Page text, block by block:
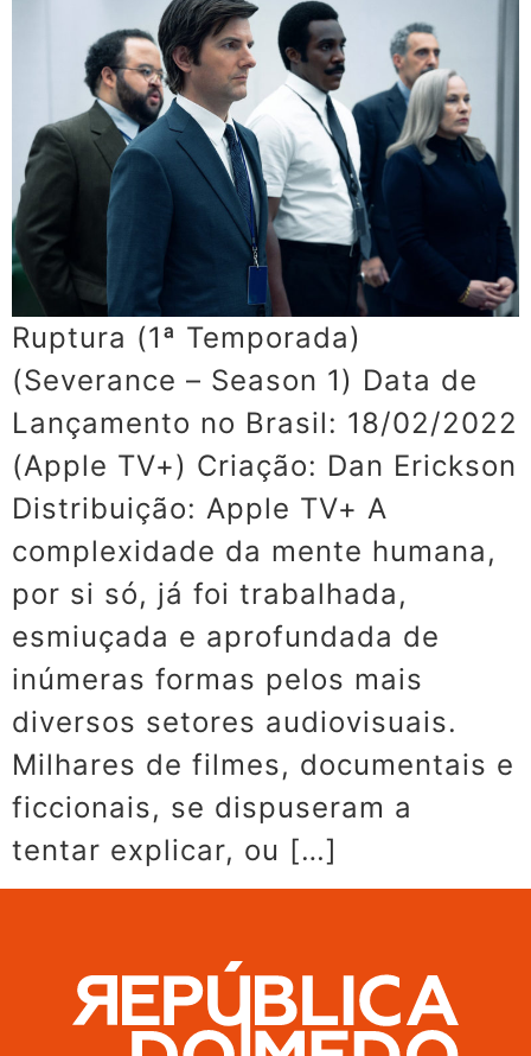
Ruptura (1ª Temporada)
(Severance – Season 1) Data de
Lançamento no Brasil: 18/02/2022
(Apple TV+) Criação: Dan Erickson
Distribuição: Apple TV+ A
complexidade da mente humana,
por si só, já foi trabalhada,
esmiuçada e aprofundada de
inúmeras formas pelos mais
diversos setores audiovisuais.
Milhares de filmes, documentais e
ficcionais, se dispuseram a
tentar explicar, ou […]